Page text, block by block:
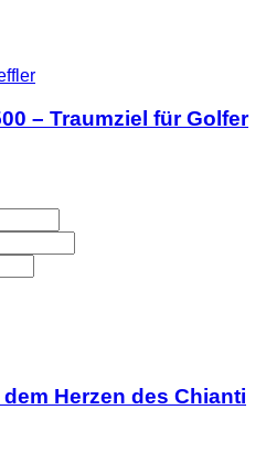
– Traumziel für Golfer
Herzen des Chianti